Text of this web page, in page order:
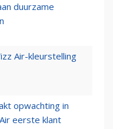
duurzame
Air-kleurstelling
opwachting in
eerste klant